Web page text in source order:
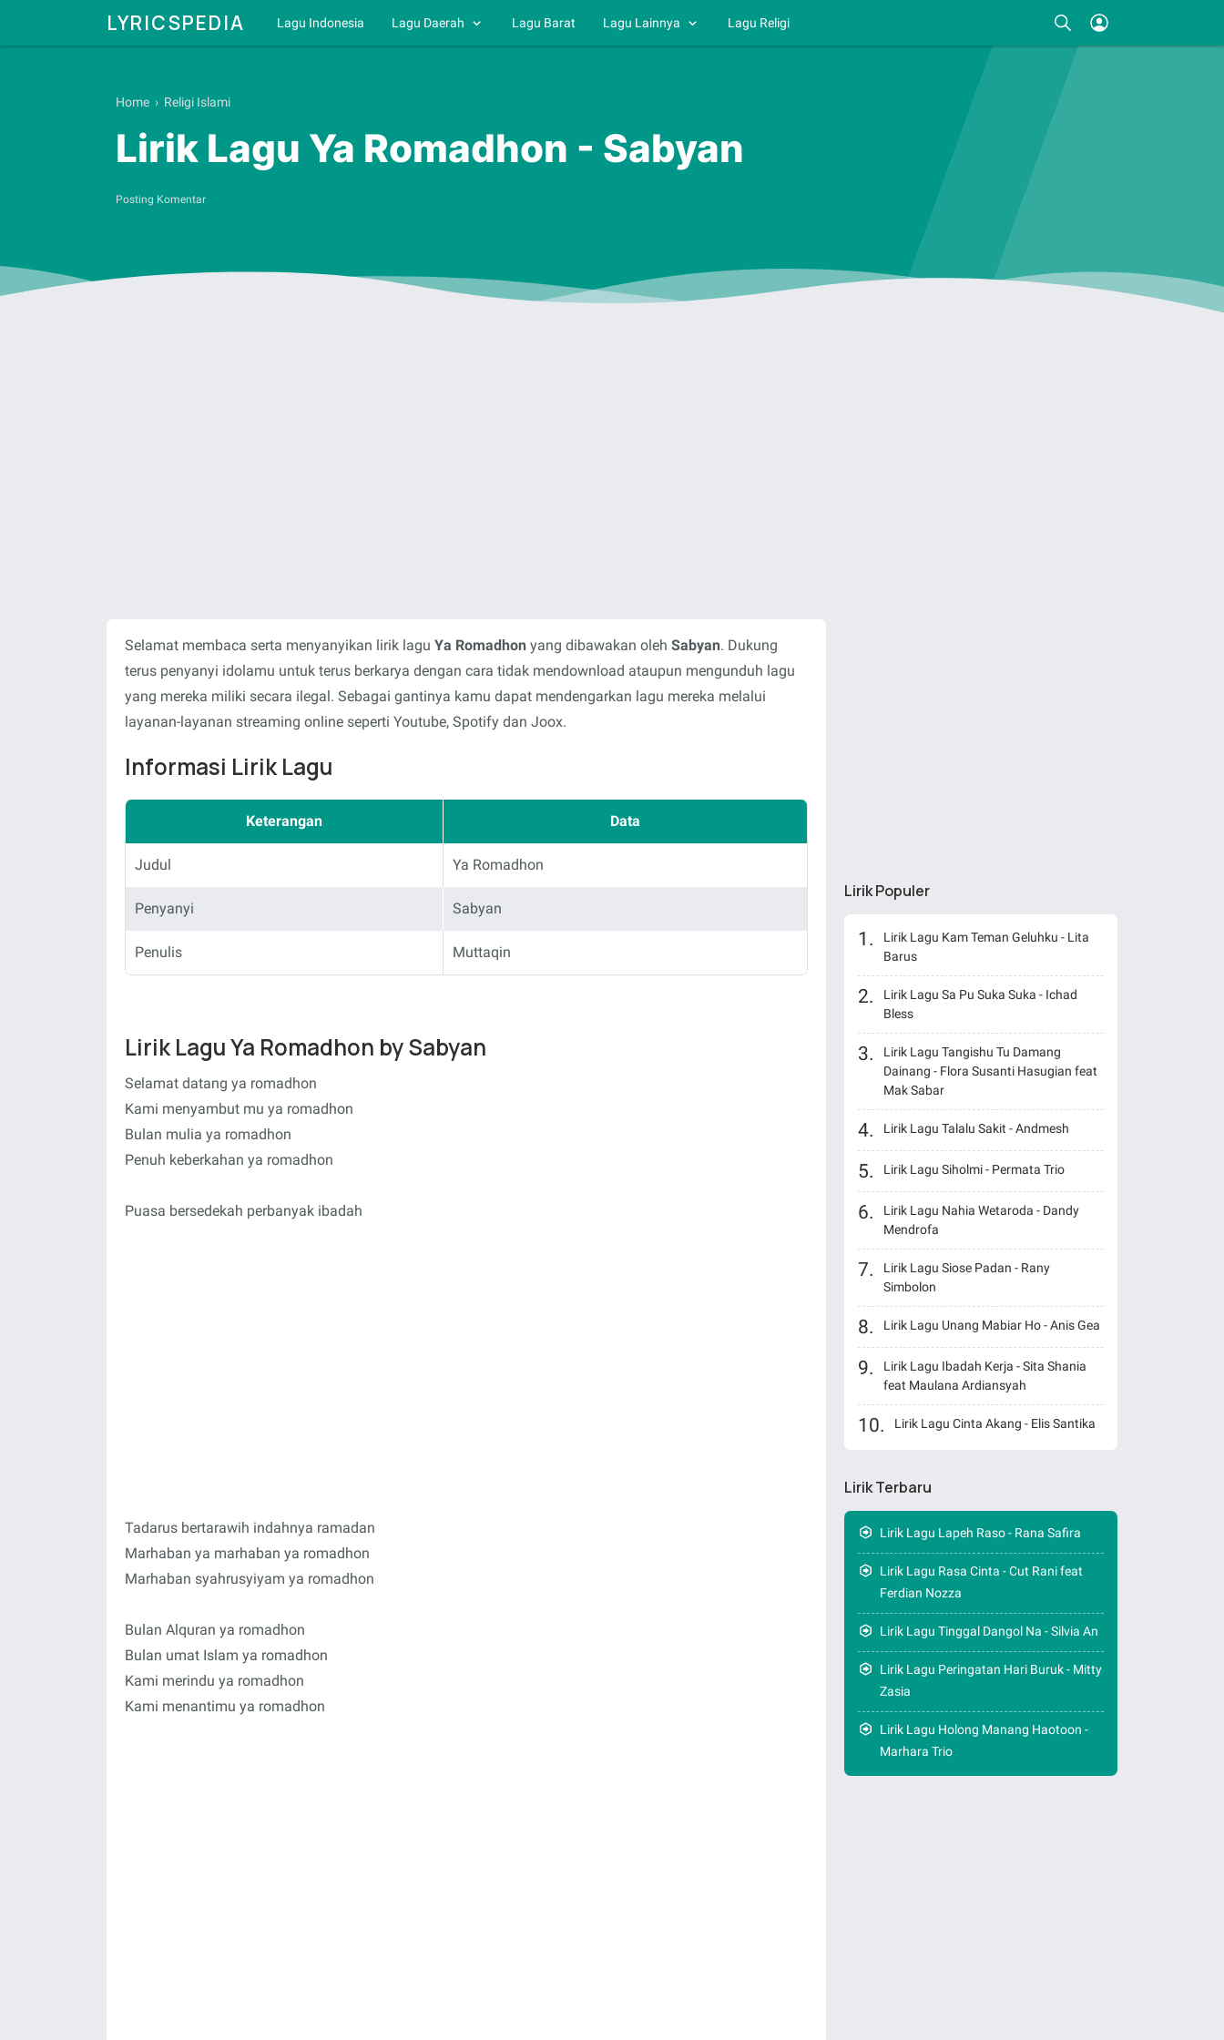
LYRICSPEDIA Lagu Indonesia Lagu Daerah Lagu Barat Lagu Lainnya Lagu Religi
Home › Religi Islami
Lirik Lagu Ya Romadhon - Sabyan
Posting Komentar
Selamat membaca serta menyanyikan lirik lagu Ya Romadhon yang dibawakan oleh Sabyan. Dukung
terus penyanyi idolamu untuk terus berkarya dengan cara tidak mendownload ataupun mengunduh lagu
yang mereka miliki secara ilegal. Sebagai gantinya kamu dapat mendengarkan lagu mereka melalui
layanan-layanan streaming online seperti Youtube, Spotify dan Joox.
Informasi Lirik Lagu
Keterangan Data
Judul Ya Romadhon
Penyanyi Sabyan
Penulis Muttaqin
Lirik Lagu Ya Romadhon by Sabyan
Selamat datang ya romadhon
Kami menyambut mu ya romadhon
Bulan mulia ya romadhon
Penuh keberkahan ya romadhon
Puasa bersedekah perbanyak ibadah
Tadarus bertarawih indahnya ramadan
Marhaban ya marhaban ya romadhon
Marhaban syahrusyiyam ya romadhon
Bulan Alquran ya romadhon
Bulan umat Islam ya romadhon
Kami merindu ya romadhon
Kami menantimu ya romadhon
Lirik Populer
Lirik Lagu Kam Teman Geluhku - Lita
Barus
Lirik Lagu Sa Pu Suka Suka - Ichad
Bless
Lirik Lagu Tangishu Tu Damang
Dainang - Flora Susanti Hasugian feat
Mak Sabar
Lirik Lagu Talalu Sakit - Andmesh
Lirik Lagu Siholmi - Permata Trio
Lirik Lagu Nahia Wetaroda - Dandy
Mendrofa
Lirik Lagu Siose Padan - Rany
Simbolon
Lirik Lagu Unang Mabiar Ho - Anis Gea
Lirik Lagu Ibadah Kerja - Sita Shania
feat Maulana Ardiansyah
Lirik Lagu Cinta Akang - Elis Santika
Lirik Terbaru
Lirik Lagu Lapeh Raso - Rana Safira
Lirik Lagu Rasa Cinta - Cut Rani feat
Ferdian Nozza
Lirik Lagu Tinggal Dangol Na - Silvia An
Lirik Lagu Peringatan Hari Buruk - Mitty
Zasia
Lirik Lagu Holong Manang Haotoon -
Marhara Trio